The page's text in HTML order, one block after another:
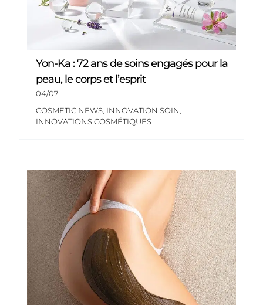
Yon-Ka : 72 ans de soins engagés pour la
peau, le corps et l’esprit
04/07
COSMETIC NEWS, INNOVATION SOIN
INNOVATIONS COSMÉTIQUES